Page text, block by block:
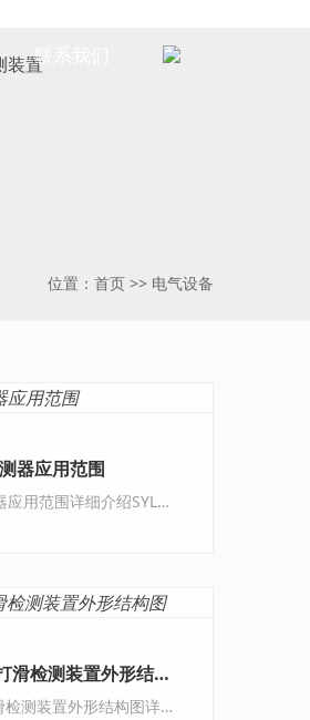
联系我们
装置
位置： 首页 >> 电气设备
器应用范围
SYLHD-Ⅲ-AC打滑检测器应用范围详细介绍SYLHD-Ⅲ-AC打滑检测器应用范围工作原理打滑开···
SR-HDJS-1智能皮带打滑检测装置外形结构图
SR-HDJS-1智能皮带打滑检测装置外形结构图详细介绍卓信SR-HDJS-1智能皮带打滑检测装置···